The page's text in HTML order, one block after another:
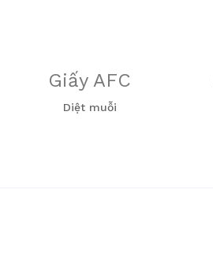
Giấy AFC
Diệt muỗi